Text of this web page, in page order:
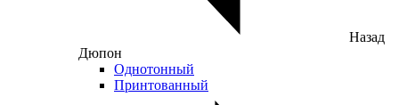
Назад
Дюпон
Однотонный
Принтованный